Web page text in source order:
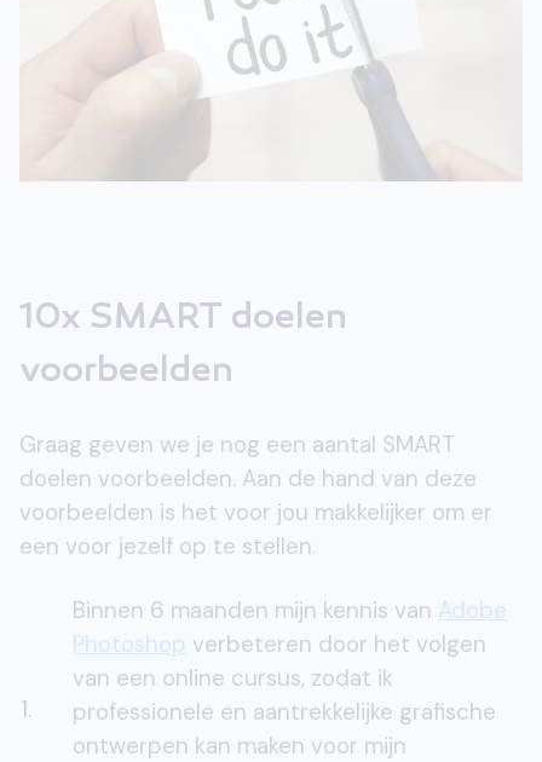
10x SMART doelen
voorbeelden
Graag geven we je nog een aantal SMART
doelen voorbeelden. Aan de hand van deze
voorbeelden is het voor jou makkelijker om er
een voor jezelf op te stellen.
1.
Binnen 6 maanden mijn kennis van Adobe
Photoshop verbeteren door het volgen
van een online cursus, zodat ik
professionele en aantrekkelijke grafische
ontwerpen kan maken voor mijn